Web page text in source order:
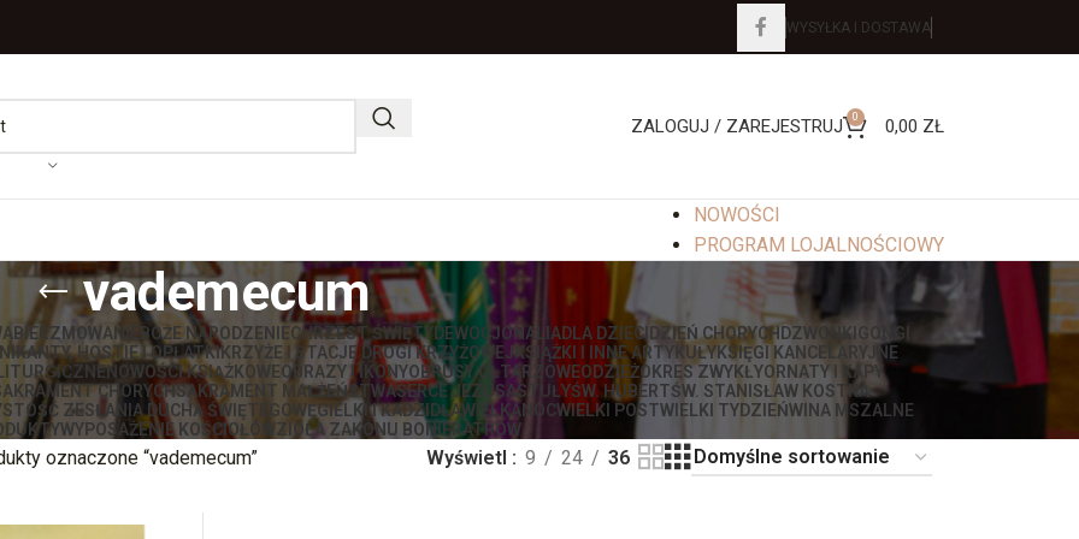
WYSYŁKA I DOSTAWA
ZALOGUJ / ZAREJESTRUJ 0 0,00 ZŁ
NOWOŚCI
PROGRAM LOJALNOŚCIOWY
vademecum
BIERZMOWANIE BOŻE NARODZENIECHRZEST ŚWIĘTYDEWOCJONALIADLA DZIECI DZIEŃ CHORYCH DZWONKI GONGI
HOSTIE I OPŁATKIKRZYŻE I STACJE DROGI KRZYŻOWEJKSIĄŻKI I INNE ARTYKUŁYKSIĘGI KANCELARYJNE
NOWOŚCI KSIĄŻKOWEOBRAZY I IKONYOBRUSY OŁTARZOWEODZIEŻOKRES ZWYKŁYORNATY I KAPY
CHORYCHSAKRAMENT MAŁŻEŃSTWASERCE JEZUSASTUŁYŚW. HUBERTŚW. STANISŁAW KOSTKA
ZESŁANIA DUCHA ŚWIĘTEGO WĘGIELKI I KADZIDŁAWIELKANOCWIELKI POSTWIELKI TYDZIEŃWINA MSZALNE
WYPOSAŻENIE KOŚCIOŁÓWZIOŁA ZAKONU BONIFRATRÓW
oznaczone “vademecum” Wyświetl 9 24 36